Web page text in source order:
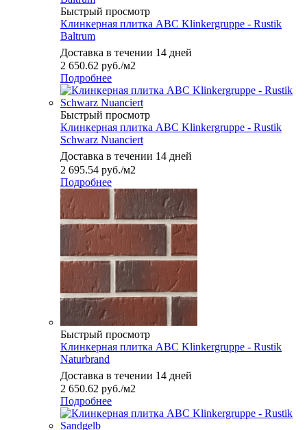
Быстрый просмотр
Клинкерная плитка ABC Klinkergruppe - Rustik
Baltrum
Доставка в течении 14 дней
2 650.62 руб./м2
Подробнее
Быстрый просмотр
Клинкерная плитка ABC Klinkergruppe - Rustik
Schwarz Nuanciert
Доставка в течении 14 дней
2 695.54 руб./м2
Подробнее
Быстрый просмотр
Клинкерная плитка ABC Klinkergruppe - Rustik
Naturbrand
Доставка в течении 14 дней
2 650.62 руб./м2
Подробнее